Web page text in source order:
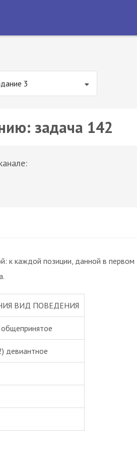
3
задача 142
к каждой позиции, данной в первом
ВИД ПОВЕДЕНИЯ
девиантное